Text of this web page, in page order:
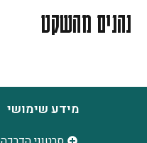
נהנים מהשקט
מידע שימושי